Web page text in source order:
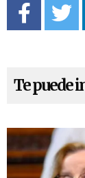
Te puede